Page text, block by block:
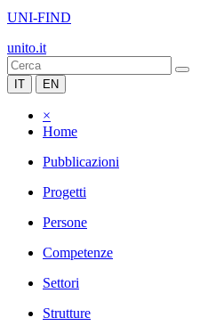
UNI-FIND
unito.it
IT EN
×
Home
Pubblicazioni
Progetti
Persone
Competenze
Settori
Strutture